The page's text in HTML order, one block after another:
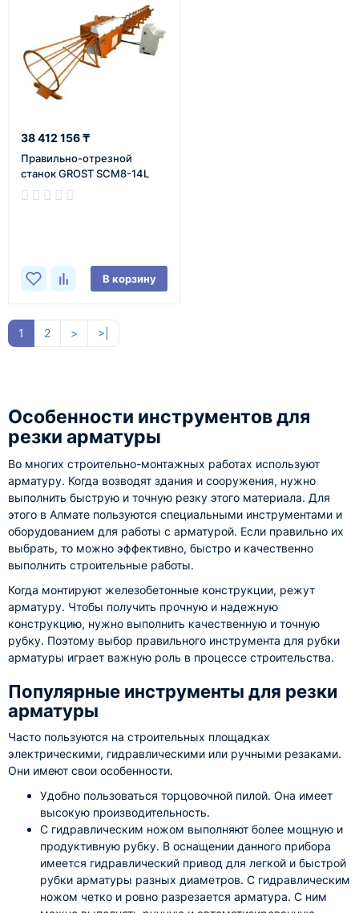
38 412 156 ₸
Правильно-отрезной
станок GROST SCM8-14L
В корзину
1 2 > >|
Особенности инструментов для
резки арматуры
Во многих строительно-монтажных работах используют
арматуру. Когда возводят здания и сооружения, нужно
выполнить быструю и точную резку этого материала. Для
этого в Алмате пользуются специальными инструментами и
оборудованием для работы с арматурой. Если правильно их
выбрать, то можно эффективно, быстро и качественно
выполнить строительные работы.
Когда монтируют железобетонные конструкции, режут
арматуру. Чтобы получить прочную и надежную
конструкцию, нужно выполнить качественную и точную
рубку. Поэтому выбор правильного инструмента для рубки
арматуры играет важную роль в процессе строительства.
Популярные инструменты для резки
арматуры
Часто пользуются на строительных площадках
электрическими, гидравлическими или ручными резаками.
Они имеют свои особенности.
Удобно пользоваться торцовочной пилой. Она имеет
высокую производительность.
С гидравлическим ножом выполняют более мощную и
продуктивную рубку. В оснащении данного прибора
имеется гидравлический привод для легкой и быстрой
рубки арматуры разных диаметров. С гидравлическим
ножом четко и ровно разрезается арматура. С ним